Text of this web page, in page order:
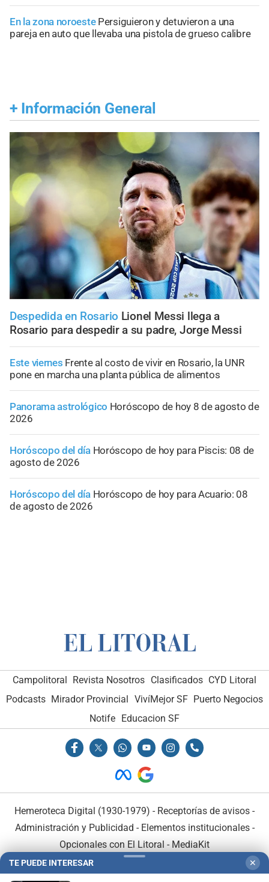
En la zona noroeste Persiguieron y detuvieron a una
pareja en auto que llevaba una pistola de grueso calibre
+ Información General
Despedida en Rosario Lionel Messi llega a
Rosario para despedir a su padre, Jorge Messi
Este viernes Frente al costo de vivir en Rosario, la UNR
pone en marcha una planta pública de alimentos
Panorama astrológico Horóscopo de hoy 8 de agosto de
2026
Horóscopo del día Horóscopo de hoy para Piscis: 08 de
agosto de 2026
Horóscopo del día Horóscopo de hoy para Acuario: 08
de agosto de 2026
Campolitoral Revista Nosotros Clasificados CYD Litoral
Podcasts Mirador Provincial VivíMejor SF Puerto Negocios
Notife Educacion SF
Hemeroteca Digital (1930-1979) - Receptorías de avisos -
Administración y Publicidad - Elementos institucionales-
Opcionales con El Litoral - MediaKit
TE PUEDE INTERESAR ✕